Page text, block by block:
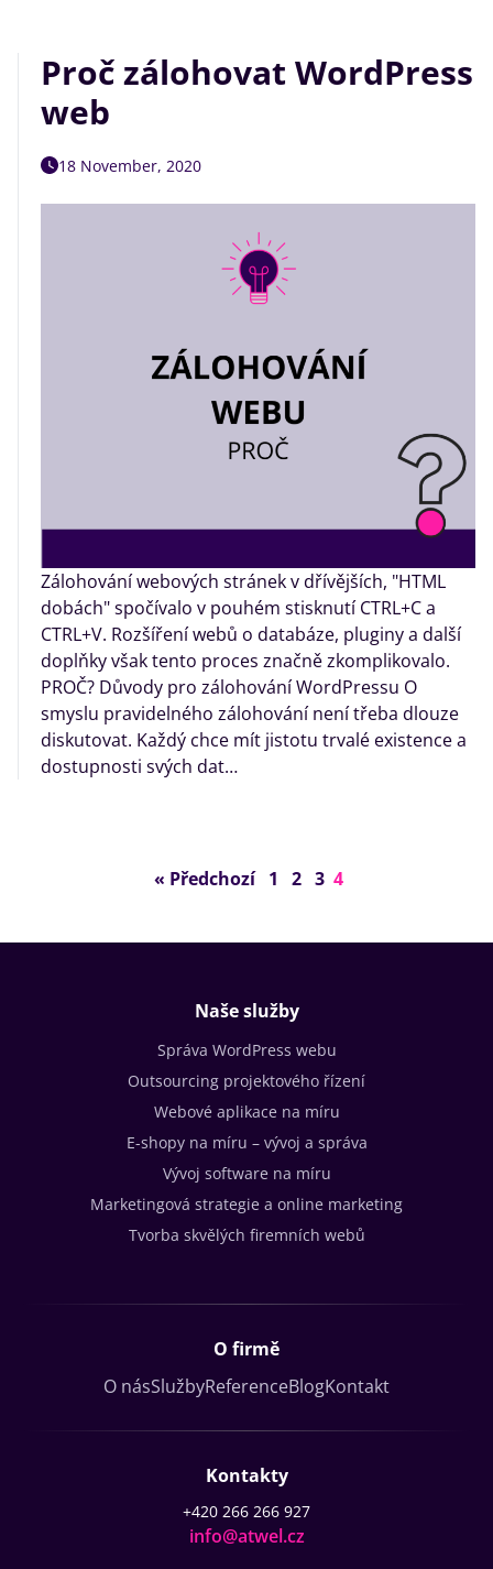
Proč zálohovat WordPress
web
18 November, 2020
Zálohování webových stránek v dřívějších, "HTML
dobách" spočívalo v pouhém stisknutí CTRL+C a
CTRL+V. Rozšíření webů o databáze, pluginy a další
doplňky však tento proces značně zkomplikovalo.
PROČ? Důvody pro zálohování WordPressu O
smyslu pravidelného zálohování není třeba dlouze
diskutovat. Každý chce mít jistotu trvalé existence a
dostupnosti svých dat…
« Předchozí 1 2 3 4
Naše služby
Správa WordPress webu
Outsourcing projektového řízení
Webové aplikace na míru
E-shopy na míru – vývoj a správa
Vývoj software na míru
Marketingová strategie a online marketing
Tvorba skvělých firemních webů
O firmě
O násSlužbyReferenceBlogKontakt
Kontakty
+420 266 266 927
info@atwel.cz